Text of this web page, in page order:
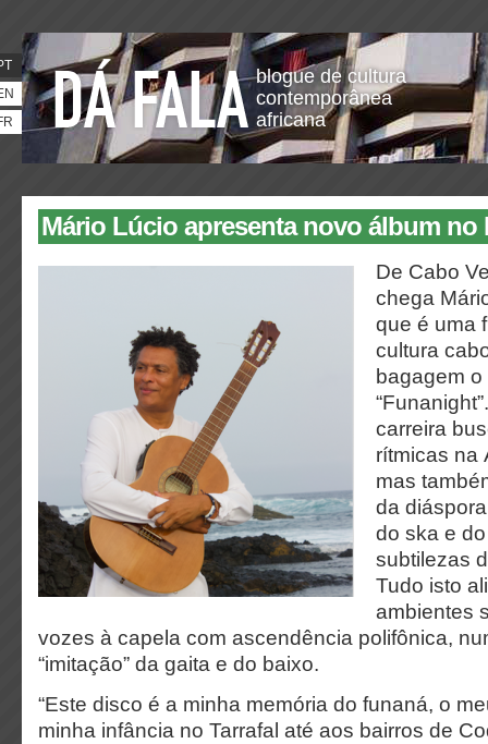
blogue de cultura
contemporânea
africana
Mário Lúcio apresenta novo álbum no
De Cabo
chega
que é uma
cultura
bagagem
carreira
rítmicas na
mas
da
do ska e
subtilezas
Tudo isto
ambientes
vozes à capela com ascendência polifônica,
“imitação” da gaita e do baixo.
“Este disco é a minha memória do funaná, o
minha infância no Tarrafal até aos bairros de